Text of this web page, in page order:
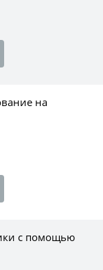
на
с помощью